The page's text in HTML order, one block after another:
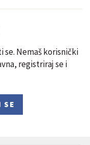
Nemaš korisnički
registriraj se i
SE